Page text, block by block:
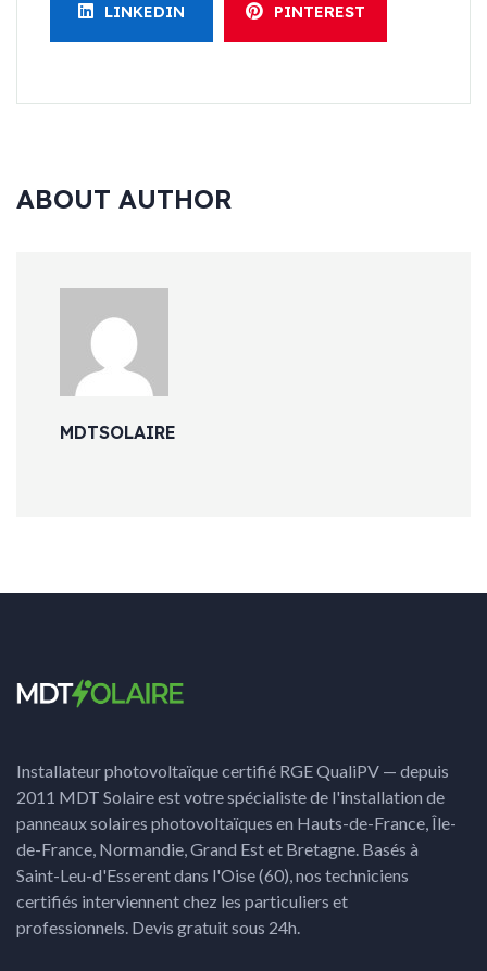
LINKEDIN PINTEREST
ABOUT AUTHOR
MDTSOLAIRE
Installateur photovoltaïque certifié RGE QualiPV — depuis
2011 MDT Solaire est votre spécialiste de l'installation de
panneaux solaires photovoltaïques en Hauts-de-France, Île-
de-France, Normandie, Grand Est et Bretagne. Basés à
Saint-Leu-d'Esserent dans l'Oise (60), nos techniciens
certifiés interviennent chez les particuliers et
professionnels. Devis gratuit sous 24h.